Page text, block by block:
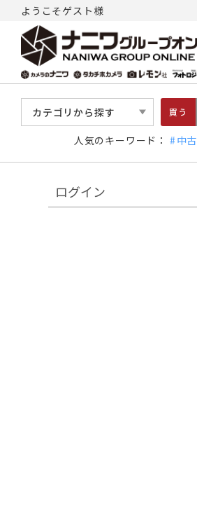
ようこそゲスト様
カテゴリから探す 買う
人気のキーワード： 中
ログイン